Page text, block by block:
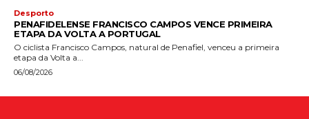
Desporto
PENAFIDELENSE FRANCISCO CAMPOS VENCE PRIMEIRA
ETAPA DA VOLTA A PORTUGAL
O ciclista Francisco Campos, natural de Penafiel, venceu a primeira
etapa da Volta a...
06/08/2026